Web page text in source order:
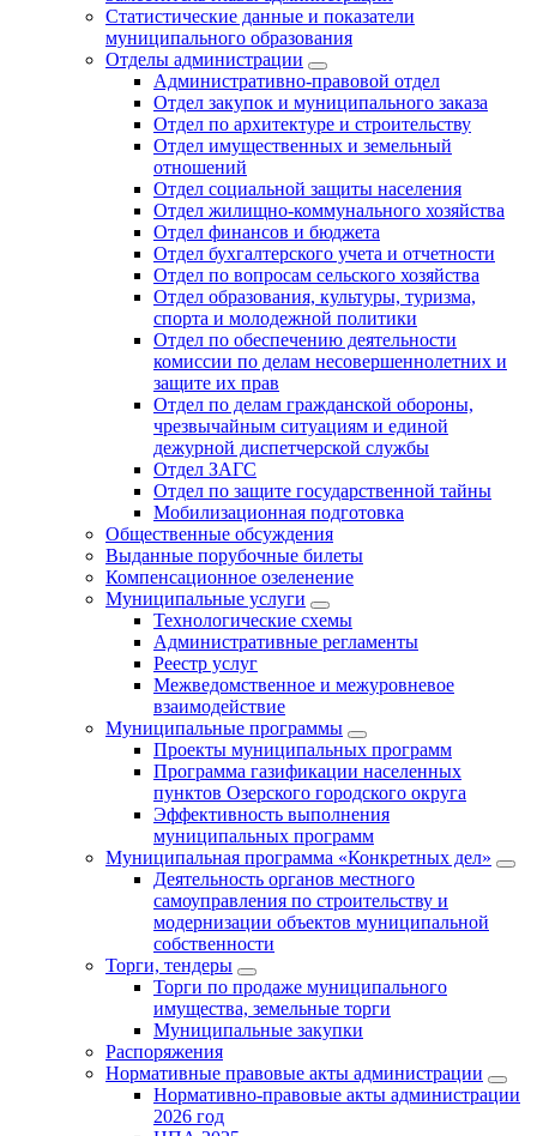
Статистические данные и показатели
муниципального образования
Отделы администрации
Административно-правовой отдел
Отдел закупок и муниципального заказа
Отдел по архитектуре и строительству
Отдел имущественных и земельный
отношений
Отдел социальной защиты населения
Отдел жилищно-коммунального хозяйства
Отдел финансов и бюджета
Отдел бухгалтерского учета и отчетности
Отдел по вопросам сельского хозяйства
Отдел образования, культуры, туризма,
спорта и молодежной политики
Отдел по обеспечению деятельности
комиссии по делам несовершеннолетних и
защите их прав
Отдел по делам гражданской обороны,
чрезвычайным ситуациям и единой
дежурной диспетчерской службы
Отдел ЗАГС
Отдел по защите государственной тайны
Мобилизационная подготовка
Общественные обсуждения
Выданные порубочные билеты
Компенсационное озеленение
Муниципальные услуги
Технологические схемы
Административные регламенты
Реестр услуг
Межведомственное и межуровневое
взаимодействие
Муниципальные программы
Проекты муниципальных программ
Программа газификации населенных
пунктов Озерского городского округа
Эффективность выполнения
муниципальных программ
Муниципальная программа «Конкретных дел»
Деятельность органов местного
самоуправления по строительству и
модернизации объектов муниципальной
собственности
Торги, тендеры
Торги по продаже муниципального
имущества, земельные торги
Муниципальные закупки
Распоряжения
Нормативные правовые акты администрации
Нормативно-правовые акты администрации
2026 год